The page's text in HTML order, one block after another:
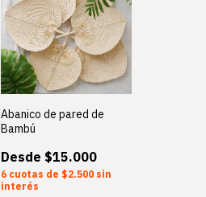
Abanico de pared de
Bambú
$15.000
6 $2.500 sin
interés